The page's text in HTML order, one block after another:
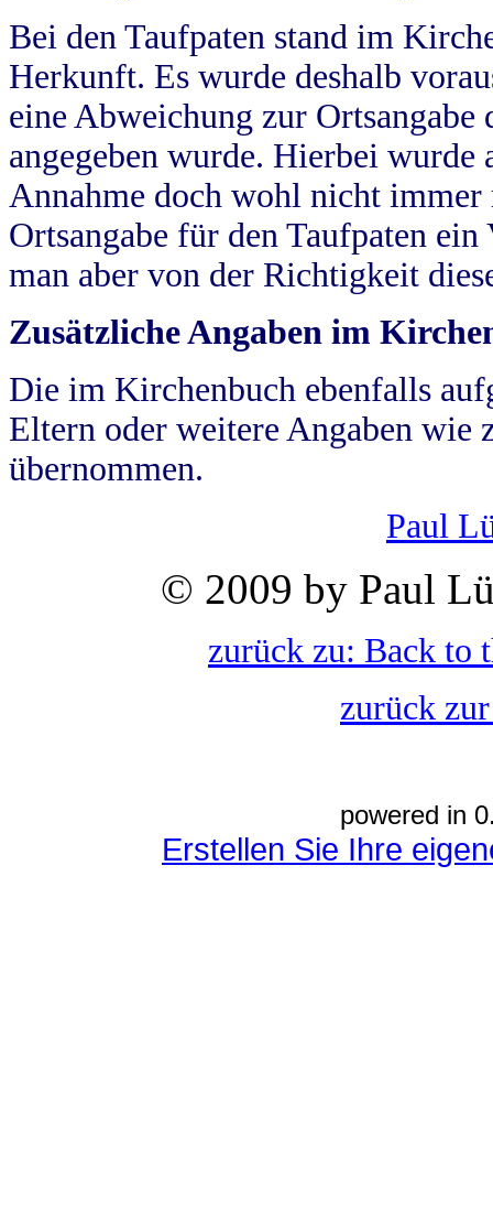
Bei den Taufpaten stand im
Herkunft. Es wurde deshalb
eine Abweichung zur
angegeben wurde. Hierbei wurde
Annahme doch wohl nicht
Ortsangabe für den Taufpaten
man aber von der Richtigkeit
Zusätzliche Angaben im
Die im Kirchenbuch ebenfalls
Eltern oder weitere Angaben wie
übernommen.
Paul
© 2009 by Paul
zurück zu: Back to
zurück
powered in
Erstellen Sie Ihre